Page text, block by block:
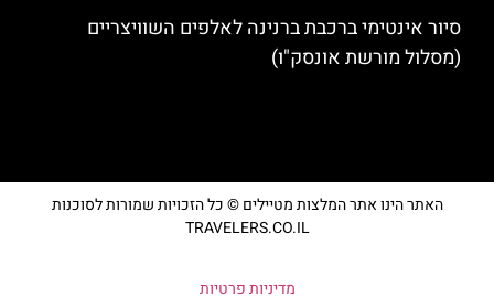
סיור אינטימי ברכבת ברנינה לאלפים השוויצריים
(מסלול מורשת אונסק"ו)
האתר הינו אתר המלצות מטיילים © כל הזכויות שמורות לסוכנות
TRAVELERS.CO.IL
מדיניות פרטיות